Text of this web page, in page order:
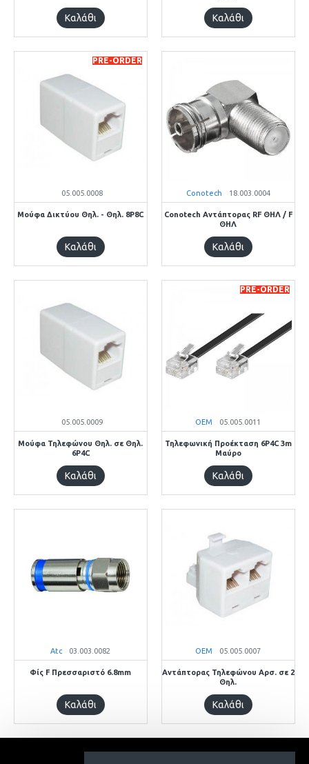
Καλάθι Καλάθι
PRE-ORDER
05.005.0008
Μούφα Δικτύου Θηλ. - Θηλ. 8P8C
Καλάθι
Conotech 18.003.0004
Conotech Αντάπτορας RF ΘΗΛ / F
ΘΗΛ
Καλάθι
05.005.0009
Μούφα Τηλεφώνου Θηλ. σε Θηλ.
6P4C
Καλάθι
PRE-ORDER
OEM 05.005.0011
Τηλεφωνική Προέκταση 6P4C 3m
Μαύρο
Καλάθι
Atc 03.003.0082
Φίς F Πρεσσαριστό 6.8mm
Καλάθι
OEM 05.005.0007
Αντάπτορας Τηλεφώνου Αρσ. σε 2
Θηλ.
Καλάθι